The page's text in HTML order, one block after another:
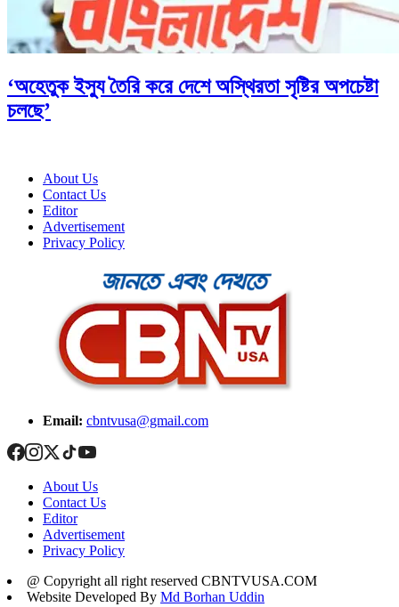
‘অহেতুক ইস্যু তৈরি করে দেশে অস্থিরতা সৃষ্টির অপচেষ্টা
চলছে’
About Us
Contact Us
Editor
Advertisement
Privacy Policy
Email: cbntvusa@gmail.com
About Us
Contact Us
Editor
Advertisement
Privacy Policy
@ Copyright all right reserved CBNTVUSA.COM
Website Developed By Md Borhan Uddin